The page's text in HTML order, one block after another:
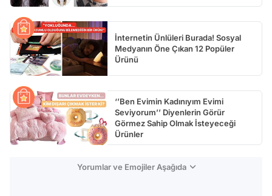
İnternetin Ünlüleri Burada! Sosyal
Medyanın Öne Çıkan 12 Popüler
Ürünü
‘’Ben Evimin Kadınıyım Evimi
Seviyorum’’ Diyenlerin Görür
Görmez Sahip Olmak İsteyeceği
Ürünler
Yorumlar ve Emojiler Aşağıda